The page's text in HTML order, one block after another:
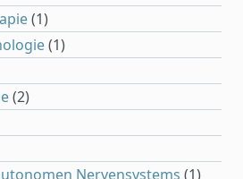
(1)
(1)
(2)
Nervensystems (1)